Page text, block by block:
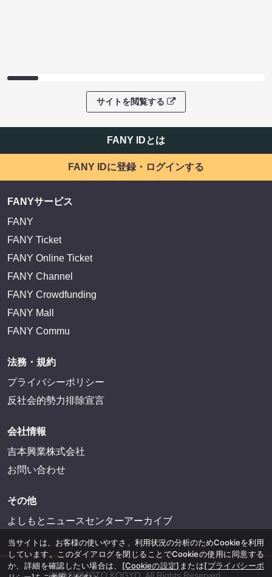
サイトを閲覧する
FANY IDとは
FANY IDに登録・ログインする
FANYサービス
FANY
FANY Ticket
FANY Online Ticket
FANY Channel
FANY Crowdfunding
FANY Mall
FANY Commu
法務・規約
プライバシーポリシー
反社会的勢力排除宣言
会社情報
吉本興業株式会社
お問い合わせ
その他
よしもとニュースセンターアーカイブ
当サイトは、お客様の使いやすさ、利用状況の分析のためCookieを利用
しています。このダイアログを閉じることでCookieの使用に同意する
か、詳細を確認したい場合は、 [Cookieの設定] または[プライバシーポ